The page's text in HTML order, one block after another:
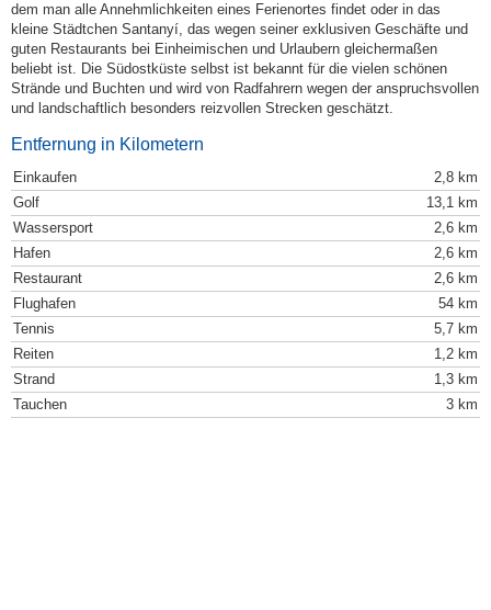
dem man alle Annehmlichkeiten eines Ferienortes findet oder in das
kleine Städtchen Santanyí, das wegen seiner exklusiven Geschäfte und
guten Restaurants bei Einheimischen und Urlaubern gleichermaßen
beliebt ist. Die Südostküste selbst ist bekannt für die vielen schönen
Strände und Buchten und wird von Radfahrern wegen der anspruchsvollen
und landschaftlich besonders reizvollen Strecken geschätzt.
Entfernung in Kilometern
Einkaufen
2,8 km
Golf
13,1 km
Wassersport
2,6 km
Hafen
2,6 km
Restaurant
2,6 km
Flughafen
54 km
Tennis
5,7 km
Reiten
1,2 km
Strand
1,3 km
Tauchen
3 km